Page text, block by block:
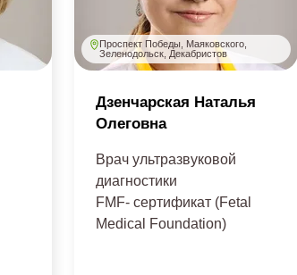
Проспект Победы, Маяковского,
Зеленодольск, Декабристов
Дзенчарская Наталья
Олеговна
Врач ультразвуковой
диагностики
FMF- сертификат (Fetal
Medical Foundation)